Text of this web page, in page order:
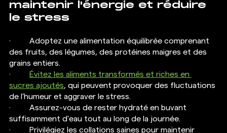
maintenir l'énergie et réduire
le stress
·  	Adoptez une alimentation équilibrée comprenant
des fruits, des légumes, des protéines maigres et des
grains entiers.
Évitez les aliments transformés et riches en
sucres ajoutés, qui peuvent provoquer des fluctuations
de l'humeur et aggraver le stress.
·  	Assurez-vous de rester hydraté en buvant
suffisamment d'eau tout au long de la journée.
·  	Privilégiez les collations saines pour maintenir